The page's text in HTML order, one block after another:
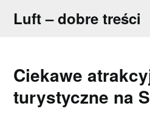
Luft – dobre treści
Ciekawe
turystyczne na